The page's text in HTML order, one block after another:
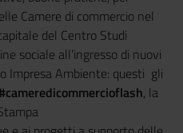
Camere di commercio nel
del Centro Studi
sociale all’ingresso di nuovi
Impresa Ambiente: questi gli
, la